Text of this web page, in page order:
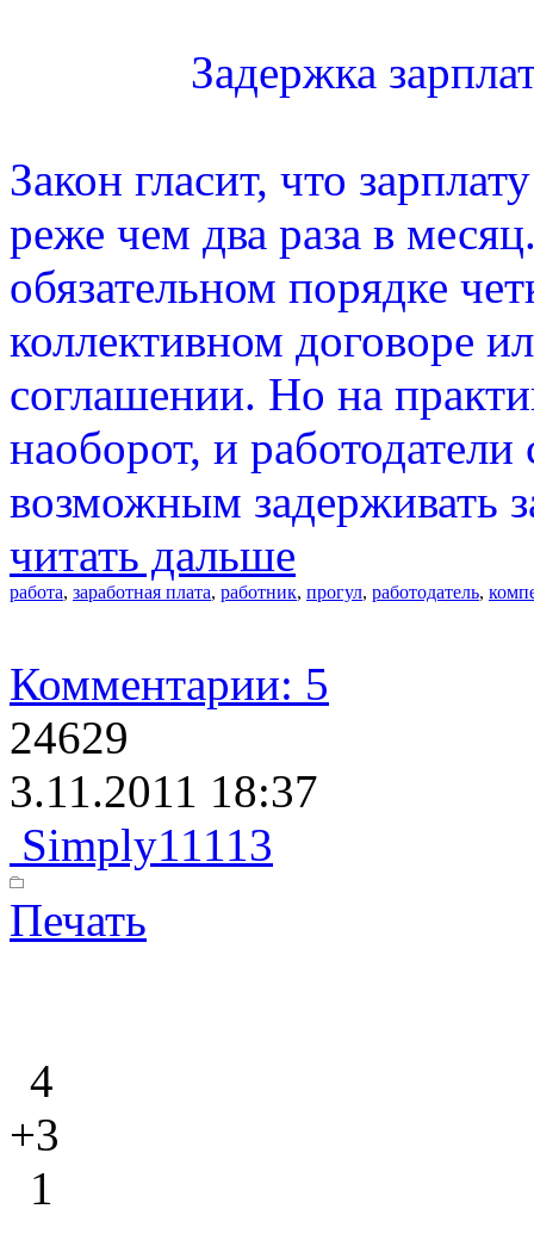
Задержка
Закон гласит, что
реже чем два раза в
обязательном порядке
коллективном договоре
соглашении. Но на
наоборот, и
возможным задерживать
читать дальше
работа, заработная плата, работник, прогул, работодатель,
Комментарии: 5
24629
3.11.2011 18:37
Simply11113
Печать
4
+3
1